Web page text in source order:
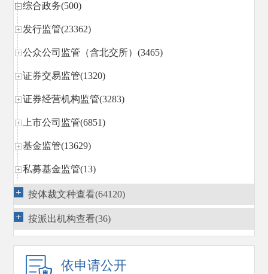
综合政务(500)
发行监管(23362)
公众公司监管（含北交所）(3465)
证券交易监管(1320)
证券经营机构监管(3283)
上市公司监管(6851)
基金监管(13629)
私募基金监管(13)
区域性股权市场规范发展(14)
期货监管(1296)
债券监管(3663)
行政执法(3269)
按体裁文种查看(64120)
按派出机构查看(36)
依申请公开